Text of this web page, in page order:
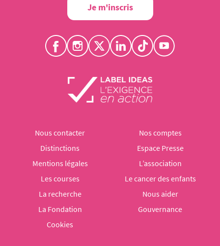
Je m'inscris
Nous contacter
Nos comptes
Distinctions
Espace Presse
Mentions légales
L’association
Les courses
Le cancer des enfants
La recherche
Nous aider
La Fondation
Gouvernance
Cookies